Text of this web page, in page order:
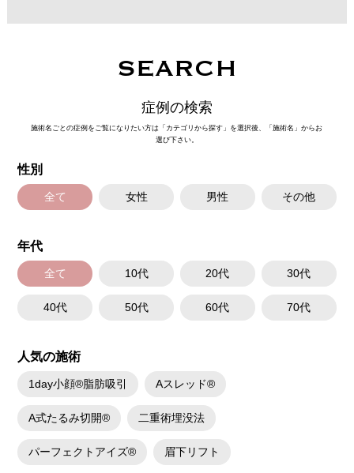
SEARCH
症例の検索
施術名ごとの症例をご覧になりたい方は「カテゴリから探す」を選択後、「施術名」からお
選び下さい。
性別
全て 女性 男性 その他
年代
全て 10代 20代 30代
40代 50代 60代 70代
人気の施術
1day小顔®脂肪吸引 Aスレッド®
A式たるみ切開® 二重術埋没法
パーフェクトアイズ® 眉下リフト